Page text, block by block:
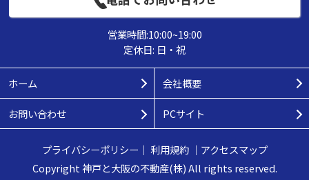
営業時間:10:00~19:00
定休日: 日・祝
ホーム 会社概要
お問い合わせ PCサイト
プライバシーポリシー ｜ 利用規約｜ アクセスマップ
Copyright 神戸と大阪の不動産(株) All rights reserved.